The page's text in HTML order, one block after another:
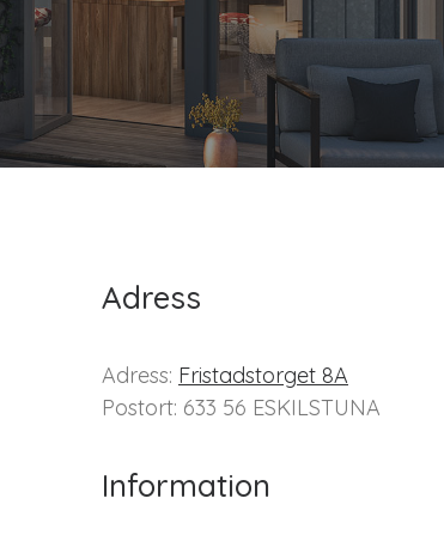
Adress
Adress: Fristadstorget 8A
Postort: 633 56 ESKILSTUNA
Information